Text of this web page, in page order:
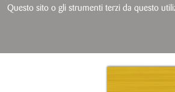
Questo sito o gli strumenti terzi da questo